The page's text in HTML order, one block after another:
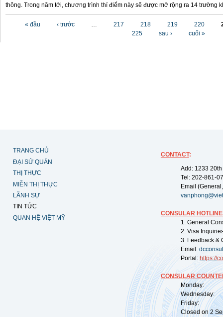
thông. Trong năm tới, chương trình thí điểm này sẽ được mở rộng ra 14 trường
« đầu ‹ trước … 217 218 219 220
225
sau › cuối »
TRANG CHỦ
ĐẠI SỨ QUÁN
THỊ THỰC
MIỄN THỊ THỰC
LÃNH SỰ
TIN TỨC
QUAN HỆ VIỆT MỸ
CONTACT:
Add: 1233
Tel: 202-861-
Email
CONSULAR
1. General
2. Visa
3. Feedback &
Email:
Portal: https://
CONSULAR
Monday:
Wednesday:
Friday:
Closed on 2